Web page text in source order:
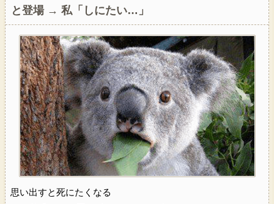
と登場 → 私「しにたい…」
思い出すと死にたくなる